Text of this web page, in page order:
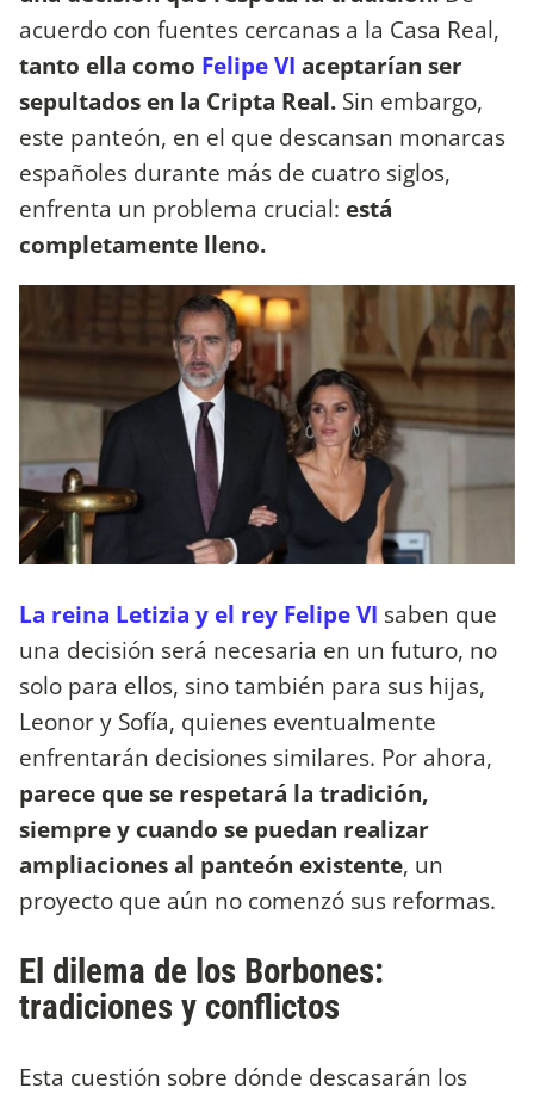
acuerdo con fuentes cercanas a la Casa Real,
tanto ella como Felipe VI aceptarían ser
sepultados en la Cripta Real. Sin embargo,
este panteón, en el que descansan monarcas
españoles durante más de cuatro siglos,
enfrenta un problema crucial: está
completamente lleno.
La reina Letizia y el rey Felipe VI saben que
una decisión será necesaria en un futuro, no
solo para ellos, sino también para sus hijas,
Leonor y Sofía, quienes eventualmente
enfrentarán decisiones similares. Por ahora,
parece que se respetará la tradición,
siempre y cuando se puedan realizar
ampliaciones al panteón existente, un
proyecto que aún no comenzó sus reformas.
El dilema de los Borbones:
tradiciones y conflictos
Esta cuestión sobre dónde descasarán los